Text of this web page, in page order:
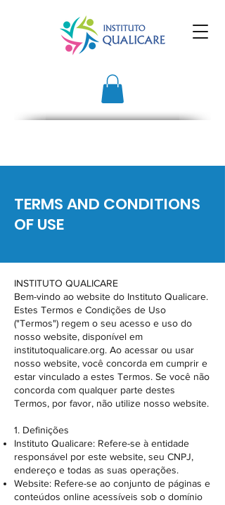
TERMS AND CONDITIONS
OF USE
INSTITUTO QUALICARE
Bem-vindo ao website do Instituto Qualicare.
Estes Termos e Condições de Uso
("Termos") regem o seu acesso e uso do
nosso website, disponível em
institutoqualicare.org. Ao acessar ou usar
nosso website, você concorda em cumprir e
estar vinculado a estes Termos. Se você não
concorda com qualquer parte destes
Termos, por favor, não utilize nosso website.
1. Definições
Instituto Qualicare: Refere-se à entidade
responsável por este website, seu CNPJ,
endereço e todas as suas operações.
Website: Refere-se ao conjunto de páginas e
conteúdos online acessíveis sob o domínio